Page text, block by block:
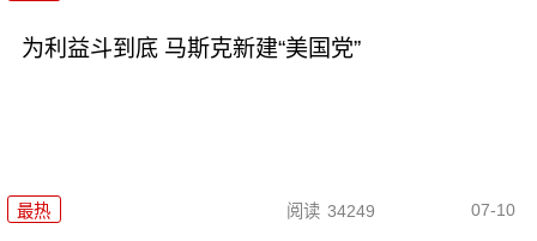
为利益斗到底 马斯克新建“美国党”
最热 阅读 34249 07-10